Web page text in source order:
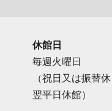
休館日
毎週火曜日
（祝日又は振替
翌平日休館）